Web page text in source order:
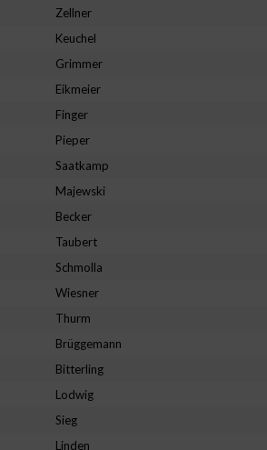
Zellner
Keuchel
Grimmer
Eikmeier
Finger
Pieper
Saatkamp
Majewski
Becker
Taubert
Schmolla
Wiesner
Thurm
Brüggemann
Bitterling
Lodwig
Sieg
Linden
Auswahl von Inhalten
Informationen identifizieren